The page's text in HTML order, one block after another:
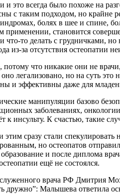
это всегда было похоже на
с таким подходом, но крайне
болях в шее и спине,
становится
то делать с грудничками,
из-за отсутствия остеопатии
что никакие они не
легализовано, но на суть
и эффективны даже для
манипуляции базово
заболеваниях,
к инсульту. К счастью, такие
сразу стали
но остеопатов
и после диплома
ещё не состоялся.
врача РФ Дмитрия
дружно”: Малышева ответила